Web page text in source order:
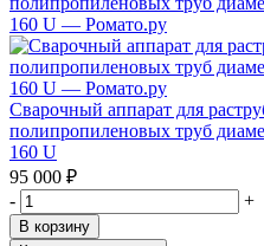
Сварочный аппарат для
полипропиленовых труб
160 U
95 000 ₽
-
+
В корзину